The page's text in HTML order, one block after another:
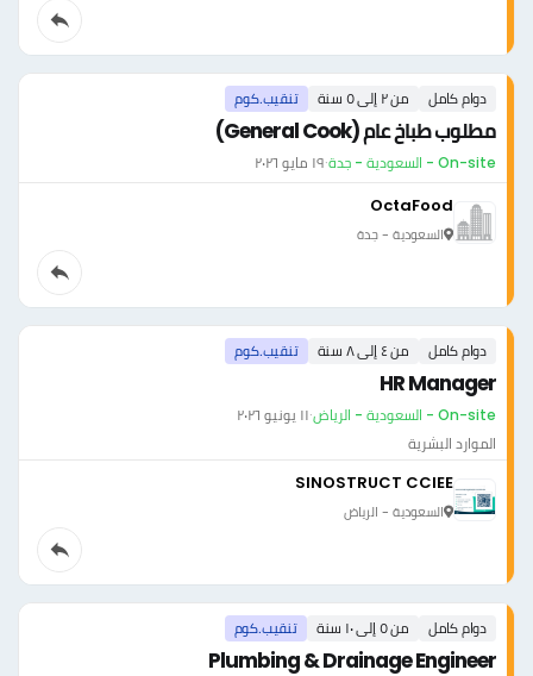
دوام كامل من ٢ إلى ٥ سنة تنقيب.كوم
مطلوب طباخ عام (General Cook)
On-site - السعودية - جدة ·١٩ مايو ٢٠٢٦
OctaFood
السعودية - جدة
دوام كامل من ٤ إلى ٨ سنة تنقيب.كوم
HR Manager
On-site - السعودية - الرياض ·١١ يونيو ٢٠٢٦
الموارد البشرية
SINOSTRUCT CCIEE
السعودية - الرياض
دوام كامل من ٥ إلى ١٠ سنة تنقيب.كوم
Plumbing & Drainage Engineer